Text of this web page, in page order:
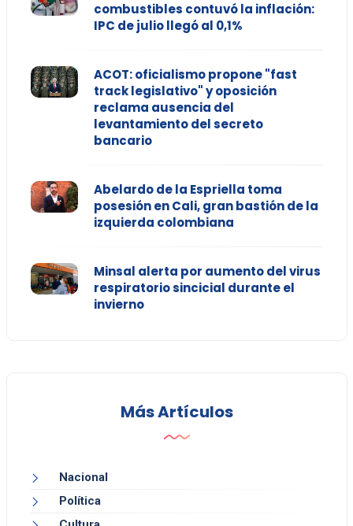
combustibles contuvó la inflación:
IPC de julio llegó al 0,1%
ACOT: oficialismo propone "fast
track legislativo" y oposición
reclama ausencia del
levantamiento del secreto
bancario
Abelardo de la Espriella toma
posesión en Cali, gran bastión de la
izquierda colombiana
Minsal alerta por aumento del virus
respiratorio sincicial durante el
invierno
Más Artículos
Nacional
Política